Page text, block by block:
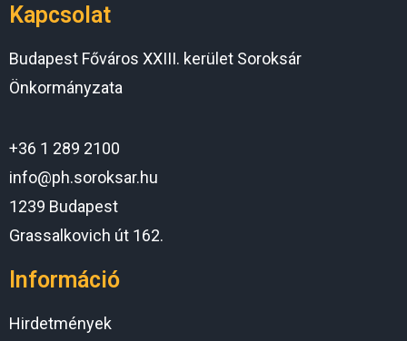
Kapcsolat
Budapest Főváros XXIII. kerület Soroksár
Önkormányzata
+36 1 289 2100
info@ph.soroksar.hu
1239 Budapest
Grassalkovich út 162.
Információ
Hirdetmények